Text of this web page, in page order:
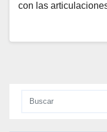
con las